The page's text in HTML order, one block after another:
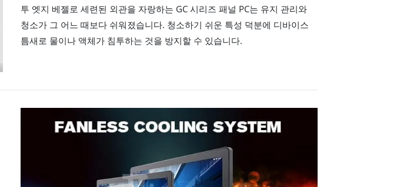
투 엣지 베젤로 세련된 외관을 자랑하는 GC 시리즈 패널 PC는 유지 관리와
청소가 그 어느 때보다 쉬워졌습니다. 청소하기 쉬운 특성 덕분에 디바이스
틈새로 물이나 액체가 침투하는 것을 방지할 수 있습니다.